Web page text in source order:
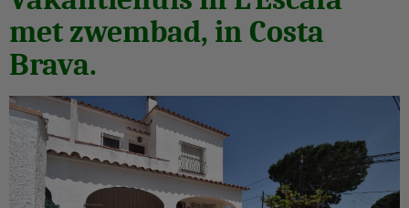
met zwembad, in Costa
Brava.